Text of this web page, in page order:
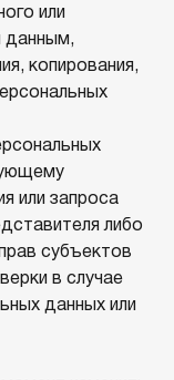
или
данным,
копирования,
или запроса
либо
субъектов
в случае
данных или